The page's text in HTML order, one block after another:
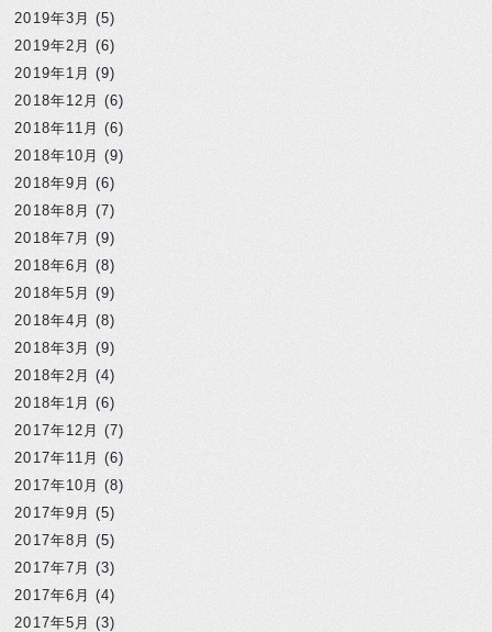
2019年3月 (5)
2019年2月 (6)
2019年1月 (9)
2018年12月 (6)
2018年11月 (6)
2018年10月 (9)
2018年9月 (6)
2018年8月 (7)
2018年7月 (9)
2018年6月 (8)
2018年5月 (9)
2018年4月 (8)
2018年3月 (9)
2018年2月 (4)
2018年1月 (6)
2017年12月 (7)
2017年11月 (6)
2017年10月 (8)
2017年9月 (5)
2017年8月 (5)
2017年7月 (3)
2017年6月 (4)
2017年5月 (3)